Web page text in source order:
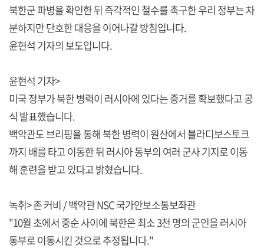
북한군 파병을 확인한 뒤 즉각적인 철수를 촉구한 우리 정부는 차
분하지만 단호한 대응을 이어나갈 방침입니다.
윤현석 기자의 보도입니다.
윤현석 기자>
미국 정부가 북한 병력이 러시아에 있다는 증거를 확보했다고 공
식 발표했습니다.
백악관도 브리핑을 통해 북한 병력이 원산에서 블라디보스토크
까지 배를 타고 이동한 뒤 러시아 동부의 여러 군사 기지로 이동
해 훈련을 받고 있다고 밝혔습니다.
녹취> 존 커비 / 백악관 NSC 국가안보소통보좌관
"10월 초에서 중순 사이에 북한은 최소 3천 명의 군인을 러시아
동부로 이동시킨 것으로 추정됩니다."